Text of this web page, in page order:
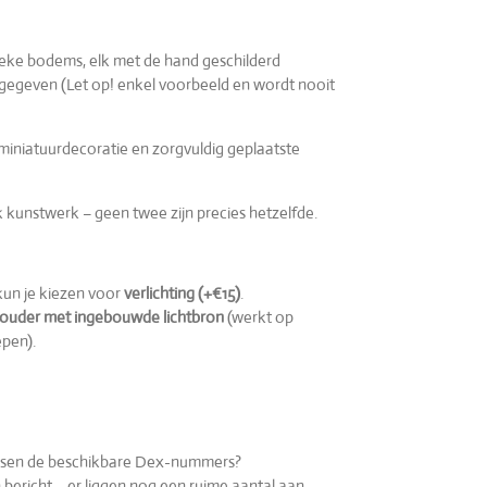
bodems, elk met de hand geschilderd
(Let op! enkel voorbeeld en wordt nooit
en zorgvuldig geplaatste
– geen twee zijn precies hetzelfde.
je kiezen voorverlichting (+€15)
met ingebouwde lichtbron(werkt op
de beschikbare Dex-nummers?